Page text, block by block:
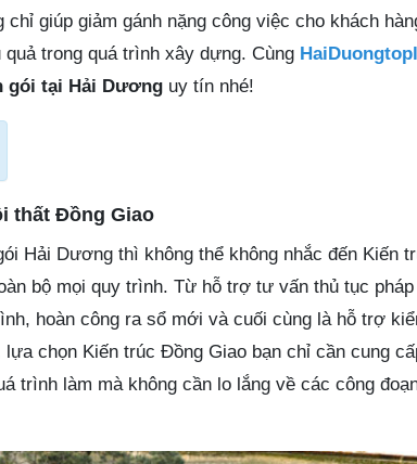
giúp giảm gánh nặng công việc cho khách
trong quá trình xây dựng. Cùng
gói tại Hải Dương uy tín nhé!
thất Đồng Giao
Hải Dương thì không thể không nhắc đến Kiến
bộ mọi quy trình. Từ hỗ trợ tư vấn thủ tục
hoàn công ra sổ mới và cuối cùng là hỗ trợ
chọn Kiến trúc Đồng Giao bạn chỉ cần cung
trình làm mà không cần lo lắng về các công